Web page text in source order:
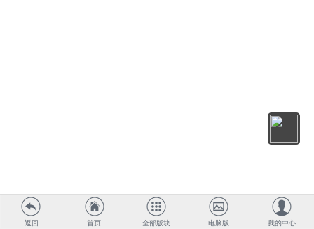
返回 首页 全部版块 电脑版 我的中心